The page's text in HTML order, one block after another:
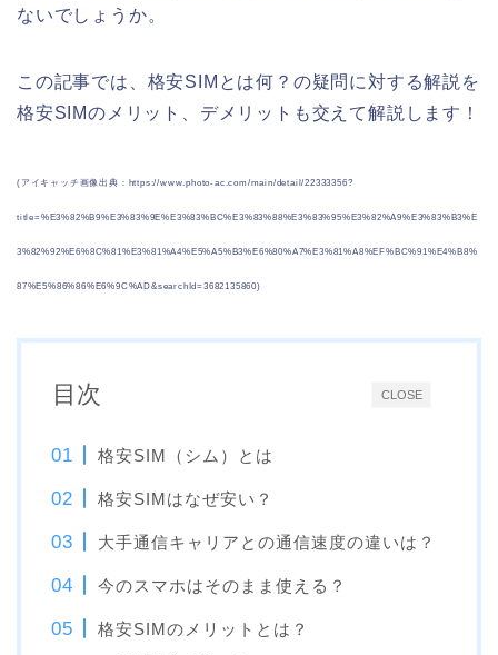
ないでしょうか。
この記事では、格安SIMとは何？の疑問に対する解説を
格安SIMのメリット、デメリットも交えて解説します！
(アイキャッチ画像出典：https://www.photo-ac.com/main/detail/22333356?
title=%E3%82%B9%E3%83%9E%E3%83%BC%E3%83%88%E3%83%95%E3%82%A9%E3%83%B3%E
3%82%92%E6%8C%81%E3%81%A4%E5%A5%B3%E6%80%A7%E3%81%A8%EF%BC%91%E4%B8%
87%E5%86%86%E6%9C%AD&searchId=3682135860)
CLOSE
目次
格安SIM（シム）とは
格安SIMはなぜ安い？
大手通信キャリアとの通信速度の違いは？
今のスマホはそのまま使える？
格安SIMのメリットとは？